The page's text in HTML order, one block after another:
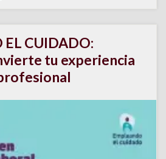
CUIDADO:
tu experiencia